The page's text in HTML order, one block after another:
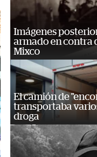
Imágenes
armado en contra
Mixco
El camión de
transportaba
droga